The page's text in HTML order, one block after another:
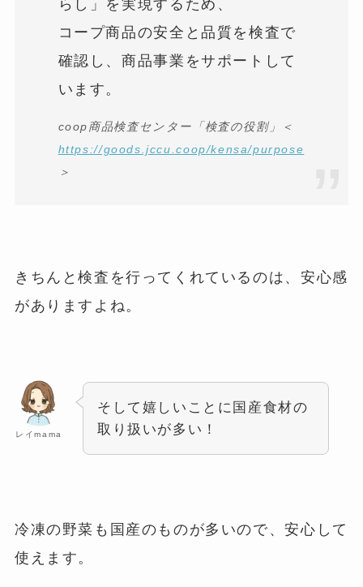
らし」を実現するため、
コープ商品の安全と品質を検査で
確認し、商品事業をサポートして
います。
coop商品検査センター「検査の役割」＜
https://goods.jccu.coop/kensa/purpose
＞
きちんと検査を行ってくれているのは、安心感
がありますよね。
レイmama
そして嬉しいことに国産食材の
取り扱いが多い！
冷凍の野菜も国産のものが多いので、安心して
使えます。